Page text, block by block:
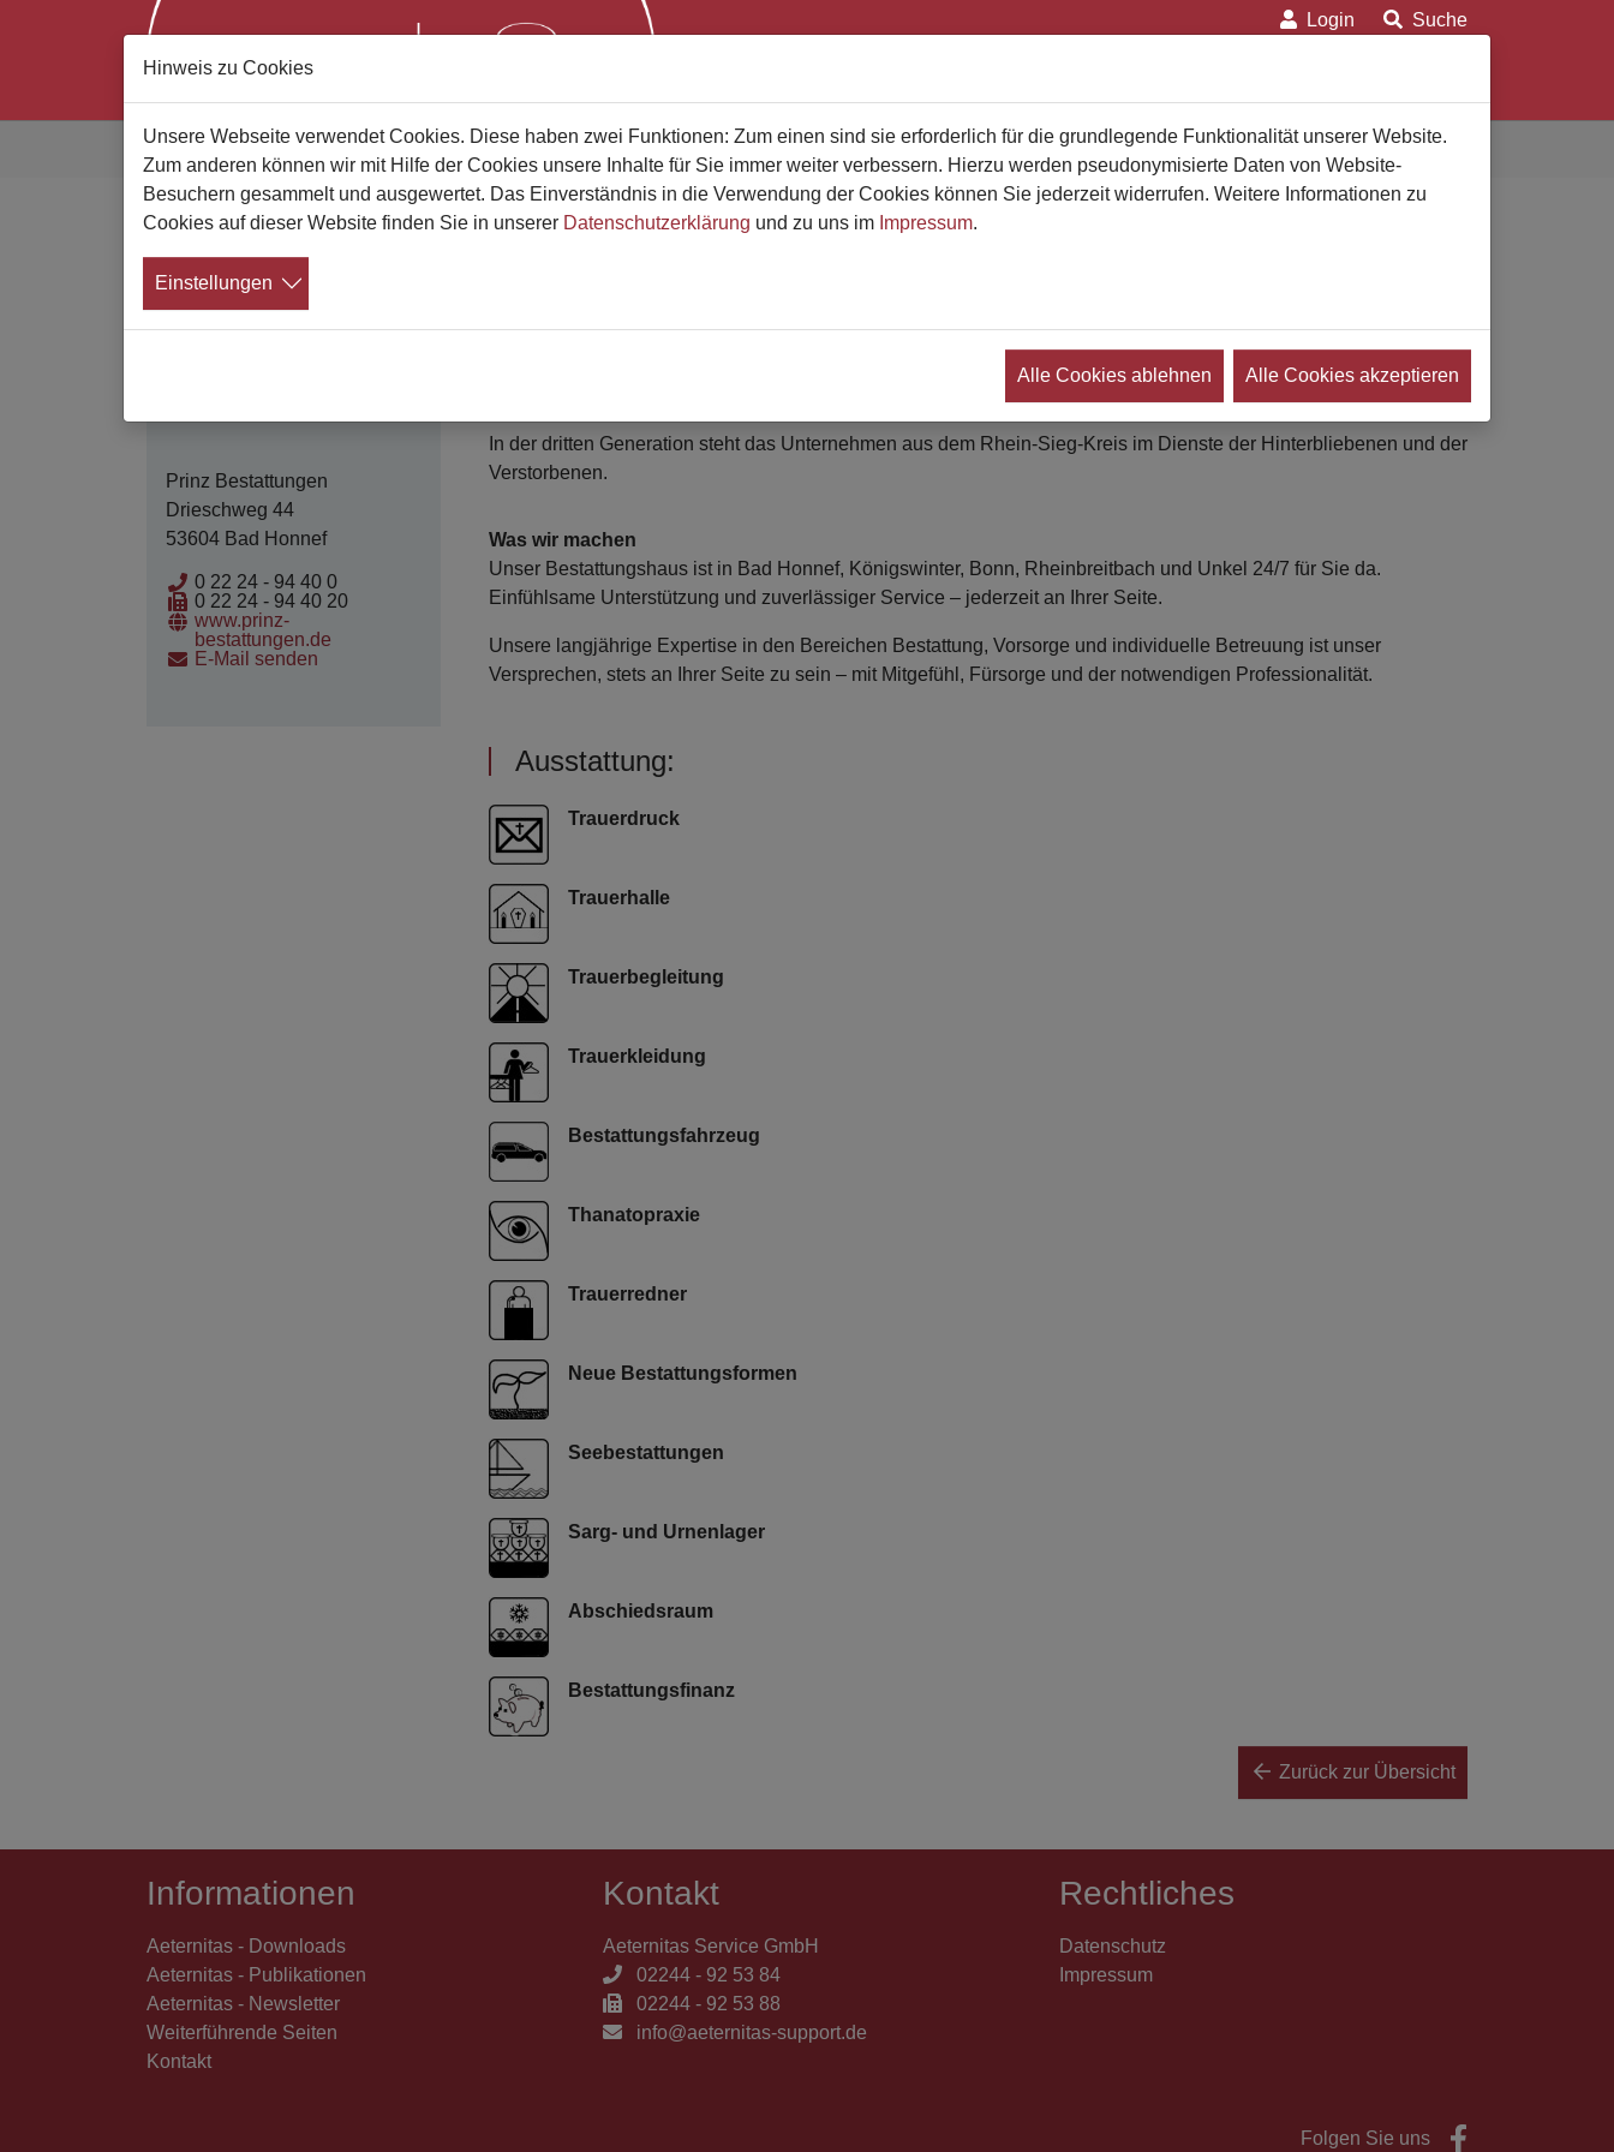
Zum Hauptinhalt springen
Login Suche
Sie sind hier:
Gute Bestatter Bestatterliste Details
Kontakt
Prinz Bestattungen
Drieschweg 44
53604 Bad Honnef
0 22 24 - 94 40 0
0 22 24 - 94 40 20
www.prinz-
bestattungen.de
E-Mail senden
Prinz Bestattungen
Angehörige in ihrer Trauer zu stützen, sie zu entlasten und für die Würde des verstorbenen Menschen einzustehen:
In der dritten Generation steht das Unternehmen aus dem Rhein-Sieg-Kreis im Dienste der Hinterbliebenen und der
Verstorbenen.
Was wir machen
Unser Bestattungshaus ist in Bad Honnef, Königswinter, Bonn, Rheinbreitbach und Unkel 24/7 für Sie da.
Einfühlsame Unterstützung und zuverlässiger Service – jederzeit an Ihrer Seite.
Unsere langjährige Expertise in den Bereichen Bestattung, Vorsorge und individuelle Betreuung ist unser
Versprechen, stets an Ihrer Seite zu sein – mit Mitgefühl, Fürsorge und der notwendigen Professionalität.
Ausstattung:
Trauerdruck
Trauerhalle
Trauerbegleitung
Trauerkleidung
Bestattungsfahrzeug
Thanatopraxie
Trauerredner
Neue Bestattungsformen
Seebestattungen
Sarg- und Urnenlager
Abschiedsraum
Bestattungsfinanz
Zurück zur Übersicht
Informationen
Aeternitas - Downloads
Aeternitas - Publikationen
Aeternitas - Newsletter
Weiterführende Seiten
Kontakt
Kontakt
Aeternitas Service GmbH
02244 - 92 53 84
02244 - 92 53 88
info@aeternitas-support.de
Rechtliches
Datenschutz
Impressum
Folgen Sie uns
Hinweis zu Cookies
Unsere Webseite verwendet Cookies. Diese haben zwei Funktionen: Zum einen sind sie erforderlich für die grundlegende Funktionalität unserer Website.
Zum anderen können wir mit Hilfe der Cookies unsere Inhalte für Sie immer weiter verbessern. Hierzu werden pseudonymisierte Daten von Website-
Besuchern gesammelt und ausgewertet. Das Einverständnis in die Verwendung der Cookies können Sie jederzeit widerrufen. Weitere Informationen zu
Cookies auf dieser Website finden Sie in unserer Datenschutzerklärung und zu uns im Impressum.
Einstellungen
Alle Cookies ablehnen Alle Cookies akzeptieren